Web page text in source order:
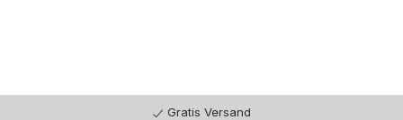
Gratis Versand